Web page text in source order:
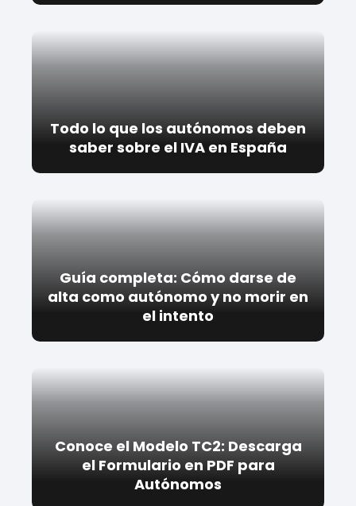
Todo lo que los autónomos deben
saber sobre el IVA en España
Guía completa: Cómo darse de
alta como autónomo y no morir en
el intento
Conoce el Modelo TC2: Descarga
el Formulario en PDF para
Autónomos